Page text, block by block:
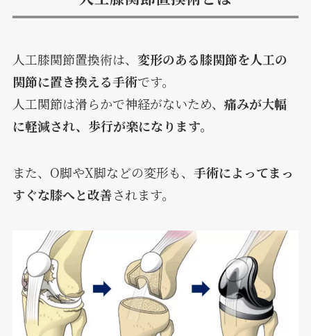
人工膝関節置換術は、 変形のある膝関節を人工の
関節に置き換える手術です。
人工関節は滑らかで神経がないため、 痛みが大幅
に軽減され、歩行が楽になります。
また、O脚やX脚などの変形も、 手術によってまっ
すぐな膝へと改善されます。